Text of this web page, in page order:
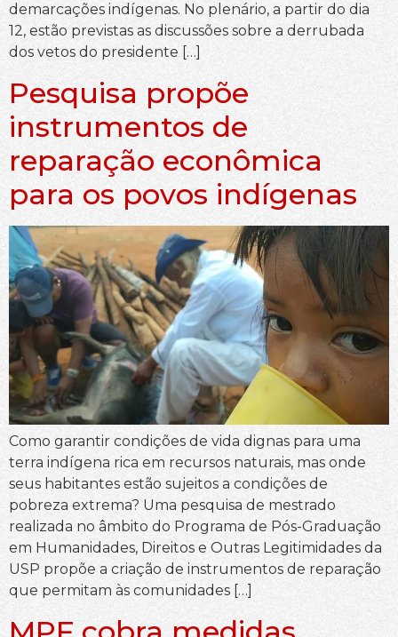
demarcações indígenas. No plenário, a partir do dia
12, estão previstas as discussões sobre a derrubada
dos vetos do presidente […]
Pesquisa propõe
instrumentos de
reparação econômica
para os povos indígenas
Como garantir condições de vida dignas para uma
terra indígena rica em recursos naturais, mas onde
seus habitantes estão sujeitos a condições de
pobreza extrema? Uma pesquisa de mestrado
realizada no âmbito do Programa de Pós-Graduação
em Humanidades, Direitos e Outras Legitimidades da
USP propõe a criação de instrumentos de reparação
que permitam às comunidades […]